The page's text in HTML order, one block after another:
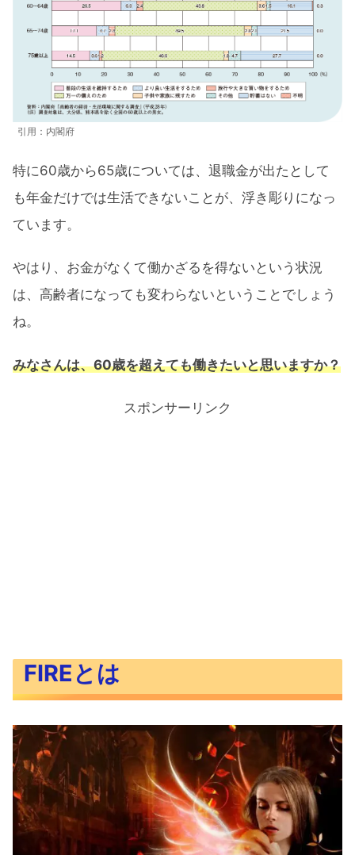
引用：内閣府
特に60歳から65歳については、退職金が出たとして
も年金だけでは生活できないことが、浮き彫りになっ
ています。
やはり、お金がなくて働かざるを得ないという状況
は、高齢者になっても変わらないということでしょう
ね。
みなさんは、60歳を超えても働きたいと思いますか？
スポンサーリンク
FIREとは